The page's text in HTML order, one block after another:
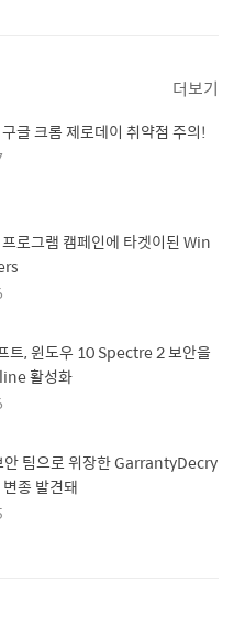
더보기
글 크롬 제로데이 취약점 주의!
로그램 캠페인에 타겟이된 Win
트, 윈도우 10 Spectre 2 보안을
활성화
팀으로 위장한 GarrantyDecry
종 발견돼